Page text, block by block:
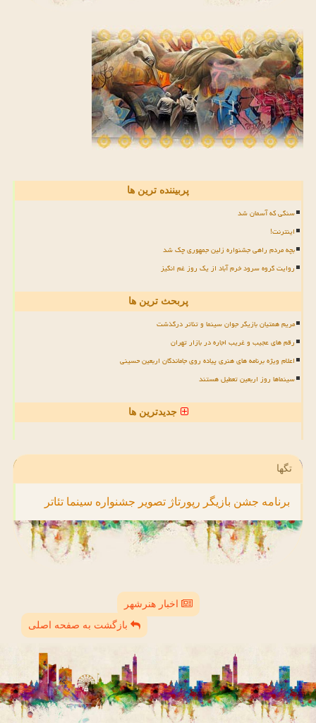
پربیننده ترین ها
سنگی که آسمان شد
اینترنت!
بچه مردم راهی جشنواره زلین جمهوری چک شد
روایت گروه سرود خرم آباد از یک روز غم انگیز
پربحث ترین ها
مریم همتیان بازیگر جوان سینما و تئاتر درگذشت
رقم های عجیب و غریب اجاره در بازار تهران
اعلام ویژه برنامه های هنری پیاده روی جاماندگان اربعین حسینی
سینماها روز اربعین تعطیل هستند
جدیدترین ها
تگها
برنامه جشن بازیگر رپورتاژ تصویر جشنواره سینما تئاتر
اخبار هنرشهر
بازگشت به صفحه اصلی